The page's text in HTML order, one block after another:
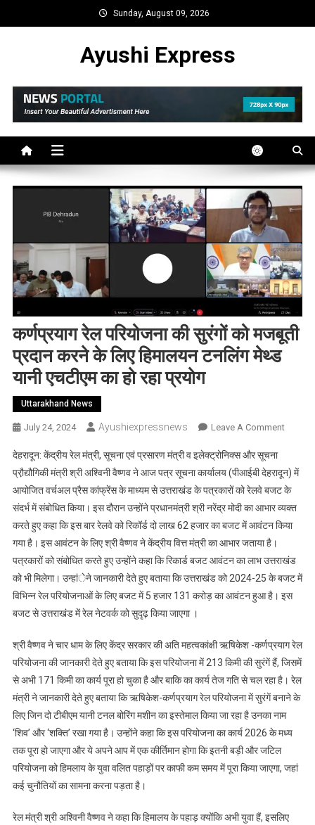
to
Sunday, August 09, 2026
Ayushi Express
कर्णप्रयाग रेल परियोजना की सुरंगों को मजबूती
प्रदान करने के लिए हिमालयन टनलिंग मेथ्ड
यानी एचटीएम का हो रहा प्रयोग
Uttarakhand News
July 24, 2024 Ayushiexpressnews Leave A CommentOn
परियोजना
की
सुरंगों
को
प्रदान
करने
टनलिंग
यानी
एचटीएम
का
हो
रहा
देहरादून: केंद्रीय रेल मंत्री, सूचना एवं प्रसारण मंत्री व इलेक्ट्रोनिक्स और सूचना
प्रौ़द्यौगिकी मंत्री श्री अश्विनी वैष्णव ने आज पत्र सूचना कार्यालय (पीआईबी देहरादून) में
आयोजित वर्चअल प्रैस कांफ्रेंस के माध्यम से उत्तराखंड के पत्रकारों को रेलवे बजट के
संदर्भ में संबोधित किया। इस दौरान उन्होंने प्रधानमंत्री श्री नरेंद्र मोदी का आभार व्यक्त
करते हुए कहा कि इस बार रेलवे को रिकॉर्ड दो लाख 62 हजार का बजट में आवंटन किया
गया है। इस आवंटन के लिए श्री वैष्णव ने केंद्रीय वित्त मंत्री का आभार जताया है।
पत्रकारों को संबोधित करते हुए उन्होंने कहा कि रिकार्ड बजट आवंटन का लाभ उत्तराखंड
को भी मिलेगा। उन्हांेने जानकारी देते हुए बताया कि उत्तराखंड को 2024-25 के बजट में
विभिन्न रेल परियोजनाओं के लिए बजट में 5 हजार 131 करोड़ का आवंटन हुआ है। इस
बजट से उत्तराखंड में रेल नेटवर्क को सुदृढ़ किया जाएगा ।
श्री वैष्णव ने चार धाम के लिए केंद्र सरकार की अति महत्वकांक्षी ऋषिकेश -कर्णप्रयाग रेल
परियोजना की जानकारी देते हुए बताया कि इस परियोजना में 213 किमी की सुरंगें हैं, जिसमें
से अभी 171 किमी का कार्य पूरा हो चुका है और बाकि का कार्य तेज गति से चल रहा है। रेल
मंत्री ने जानकारी देते हुए बताया कि ऋषिकेश-कर्णप्रयाग रेल परियोजना में सुरंगें बनाने के
लिए जिन दो टीबीएम यानी टनल बोरिंग मशीन का इस्तेमाल किया जा रहा है उनका नाम
‘शिव’ और ‘शक्ति’ रखा गया है। उन्होंने कहा कि इस परियोजना का कार्य 2026 के मध्य
तक पूरा हो जाएगा और ये अपने आप में एक कीर्तिमान होगा कि इतनी बड़ी और जटिल
परियोजना को हिमलाय के युवा वलित पहाड़ों पर काफी कम समय में पूरा किया जाएगा, जहां
कई चुनौतियों का सामना करना पड़ता है।
रेल मंत्री श्री अश्विनी वैष्णव ने कहा कि हिमालय के पहाड़ क्योंकि अभी युवा हैं, इसलिए